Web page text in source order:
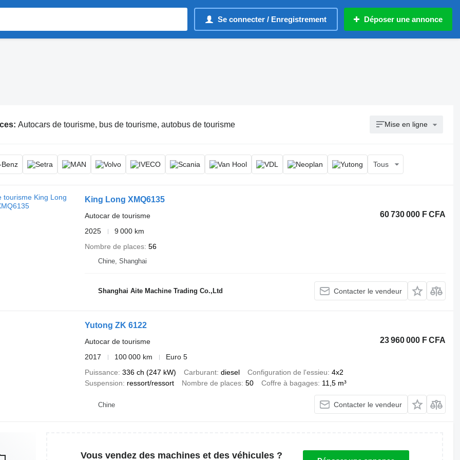
Se connecter / Enregistrement Déposer une annonce
Autocars de tourisme, bus de tourisme, autobus de tourisme Mise en ligne
Tous
King Long XMQ6135
60 730 000 F CFA
Autocar de tourisme
2025
9 000 km
Nombre de places 56
Chine, Shanghai
Shanghai Aite Machine Trading Co.,Ltd Contacter le vendeur
Yutong ZK 6122
23 960 000 F CFA
Autocar de tourisme
2017
100 000 km
Euro 5
Puissance 336 ch (247 kW) Carburant diesel Configuration de l'essieu 4x2
Suspension
ressort/ressort Nombre de places 50 Coffre à bagages 11,5 m³
Chine Contacter le vendeur
Vous vendez des machines et des véhicules ?